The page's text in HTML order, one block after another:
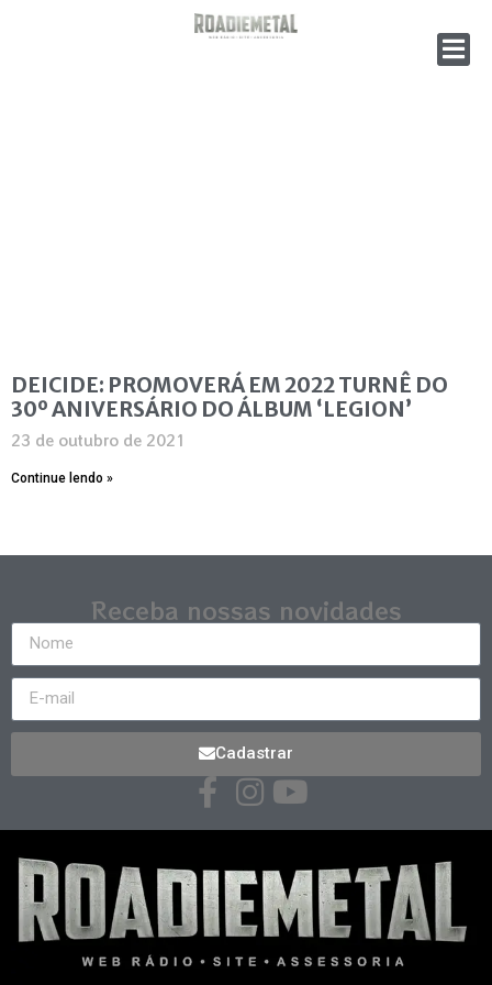
DEICIDE: PROMOVERÁ EM 2022 TURNÊ DO
30º ANIVERSÁRIO DO ÁLBUM ‘LEGION’
23 de outubro de 2021
Continue lendo »
Receba nossas novidades
Cadastrar